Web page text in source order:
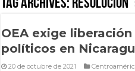
Tag Archives: Resolución
OEA exige
políticos en
20 de octubre de 2021